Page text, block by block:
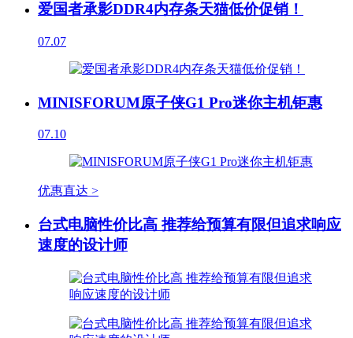
爱国者承影DDR4内存条天猫低价促销！
07.07
MINISFORUM原子侠G1 Pro迷你主机钜惠
07.10
优惠直达 >
台式电脑性价比高 推荐给预算有限但追求响应
速度的设计师